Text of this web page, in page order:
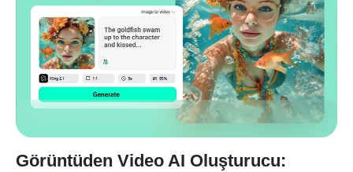
Görüntüden Video AI Oluşturucu: